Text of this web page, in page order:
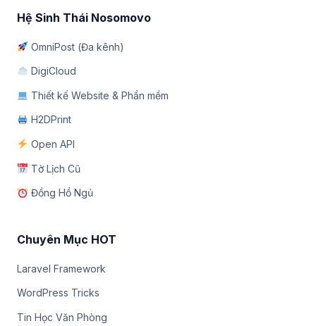
Hệ Sinh Thái Nosomovo
OmniPost (Đa kênh)
DigiCloud
Thiết kế Website & Phần mềm
H2DPrint
Open API
Tờ Lịch Cũ
Đồng Hồ Ngủ
Chuyên Mục HOT
Laravel Framework
WordPress Tricks
Tin Học Văn Phòng